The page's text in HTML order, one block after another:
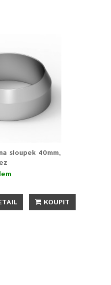
sloupek 40mm,
KOUPIT